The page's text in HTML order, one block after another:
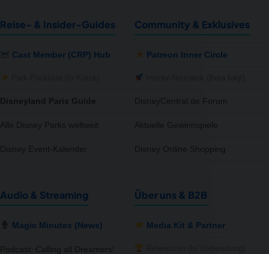
Reise- & Insider-Guides
Cast Member (CRP) Hub
Disneyland Paris Guide
Alle Disney Parks weltweit
Disney Event-Kalender
Community & Exklusives
Patreon Inner Circle
DisneyCentral.de Forum
Aktuelle Gewinnspiele
Disney Online Shopping
Audio & Streaming
Magic Minutes (News)
Podcast: Calling all Dreamers!
Über uns & B2B
Media Kit & Partner